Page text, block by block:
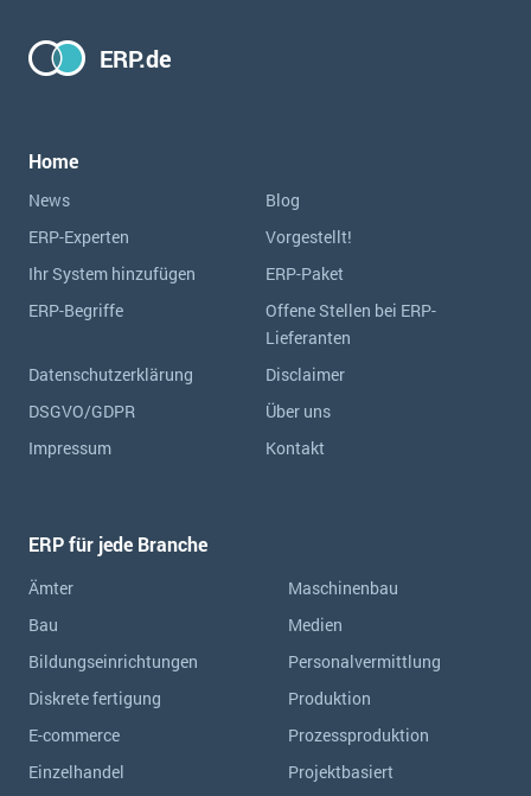
ERP.de
Home
News
Blog
ERP-Experten
Vorgestellt!
Ihr System hinzufügen
ERP-Paket
ERP-Begriffe
Offene Stellen bei ERP-
Lieferanten
Datenschutzerklärung
Disclaimer
DSGVO/GDPR
Über uns
Impressum
Kontakt
ERP für jede Branche
Ämter
Bau
Bildungseinrichtungen
Diskrete fertigung
E-commerce
Einzelhandel
Maschinenbau
Medien
Personalvermittlung
Produktion
Prozessproduktion
Projektbasiert